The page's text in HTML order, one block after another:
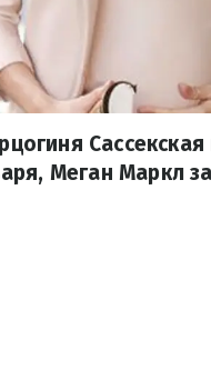
Меган Маркл